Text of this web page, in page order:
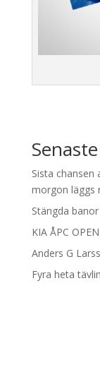
Sista
morgon läggs
Stängda banor
KIA ÅPC
Anders G
Fyra heta